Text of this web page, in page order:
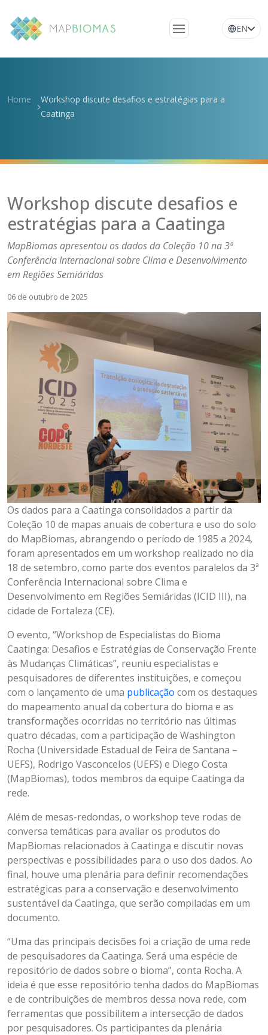
Notícias
EN
Home
Workshop discute desafios e estratégias para a
Caatinga
Workshop discute desafios e
estratégias para a Caatinga
MapBiomas apresentou os dados da Coleção 10 na 3ª
Conferência Internacional sobre Clima e Desenvolvimento
em Regiões Semiáridas
06 de outubro de 2025
Os dados para a Caatinga consolidados a partir da
Coleção 10 de mapas anuais de cobertura e uso do solo
do MapBiomas, abrangendo o período de 1985 a 2024,
foram apresentados em um workshop realizado no dia
18 de setembro, como parte dos eventos paralelos da 3ª
Conferência Internacional sobre Clima e
Desenvolvimento em Regiões Semiáridas (ICID III), na
cidade de Fortaleza (CE).
O evento, “Workshop de Especialistas do Bioma
Caatinga: Desafios e Estratégias de Conservação Frente
às Mudanças Climáticas”, reuniu especialistas e
pesquisadores de diferentes instituições, e começou
com o lançamento de uma publicação com os destaques
do mapeamento anual da cobertura do bioma e as
transformações ocorridas no território nas últimas
quatro décadas, com a participação de Washington
Rocha (Universidade Estadual de Feira de Santana –
UEFS), Rodrigo Vasconcelos (UEFS) e Diego Costa
(MapBiomas), todos membros da equipe Caatinga da
rede.
Além de mesas-redondas, o workshop teve rodas de
conversa temáticas para avaliar os produtos do
MapBiomas relacionados à Caatinga e discutir novas
perspectivas e possibilidades para o uso dos dados. Ao
final, houve uma plenária para definir recomendações
estratégicas para a conservação e desenvolvimento
sustentável da Caatinga, que serão compiladas em um
documento.
“Uma das principais decisões foi a criação de uma rede
de pesquisadores da Caatinga. Será uma espécie de
repositório de dados sobre o bioma”, conta Rocha. A
ideia é que esse repositório tenha dados do MapBiomas
e de contribuições de membros dessa nova rede, com
ferramentas que possibilitem a intersecção de dados
por pesquisadores. Os participantes da plenária